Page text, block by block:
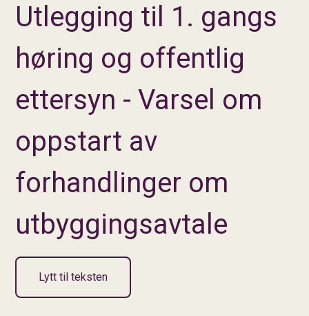
Utlegging til 1. gangs
høring og offentlig
ettersyn - Varsel om
oppstart av
forhandlinger om
utbyggingsavtale
Lytt til teksten